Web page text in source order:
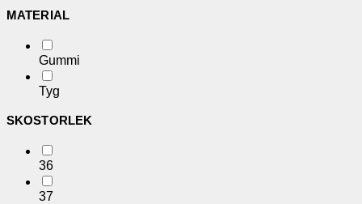
MATERIAL
Gummi
Tyg
SKOSTORLEK
36
37